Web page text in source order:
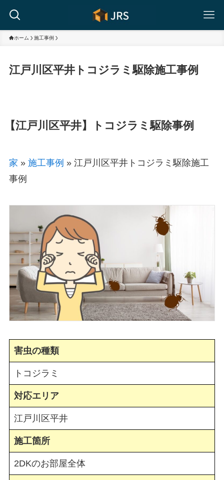
ホーム 施工事例
江戸川区平井トコジラミ駆除施工事例
【江戸川区平井】トコジラミ駆除事例
家 » 施工事例 »江戸川区平井トコジラミ駆除施工
事例
害虫の種類
トコジラミ
対応エリア
江戸川区平井
施工箇所
2DKのお部屋全体